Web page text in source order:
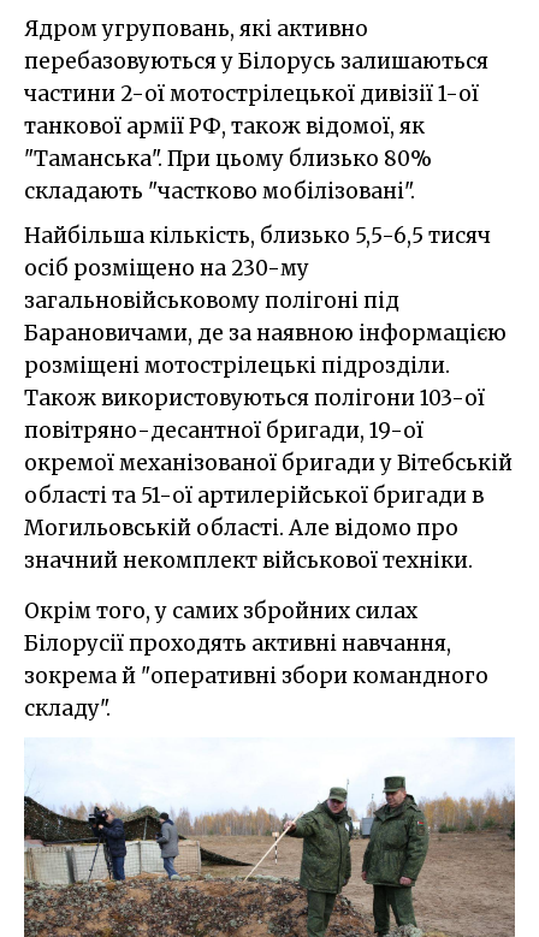
Ядром угруповань, які активно
перебазовуються у Білорусь залишаються
частини 2-ої мотострілецької дивізії 1-ої
танкової армії РФ, також відомої, як
"Таманська". При цьому близько 80%
складають "частково мобілізовані".
Найбільша кількість, близько 5,5-6,5 тисяч
осіб розміщено на 230-му
загальновійськовому полігоні під
Барановичами, де за наявною інформацією
розміщені мотострілецькі підрозділи.
Також використовуються полігони 103-ої
повітряно-десантної бригади, 19-ої
окремої механізованої бригади у Вітебській
області та 51-ої артилерійської бригади в
Могильовській області. Але відомо про
значний некомплект військової техніки.
Окрім того, у самих збройних силах
Білорусії проходять активні навчання,
зокрема й "оперативні збори командного
складу".